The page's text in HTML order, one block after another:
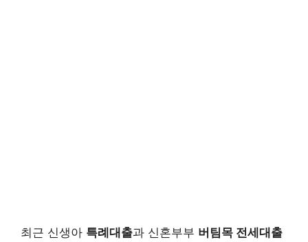
최근 신생아 특례대출과 신혼부부 버팀목 전세대출